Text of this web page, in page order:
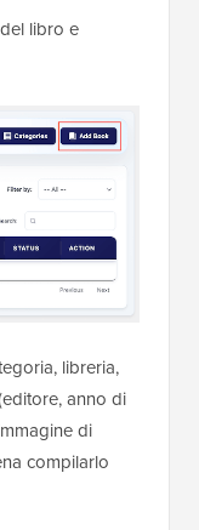
libro e
libreria,
anno di
di
compilarlo